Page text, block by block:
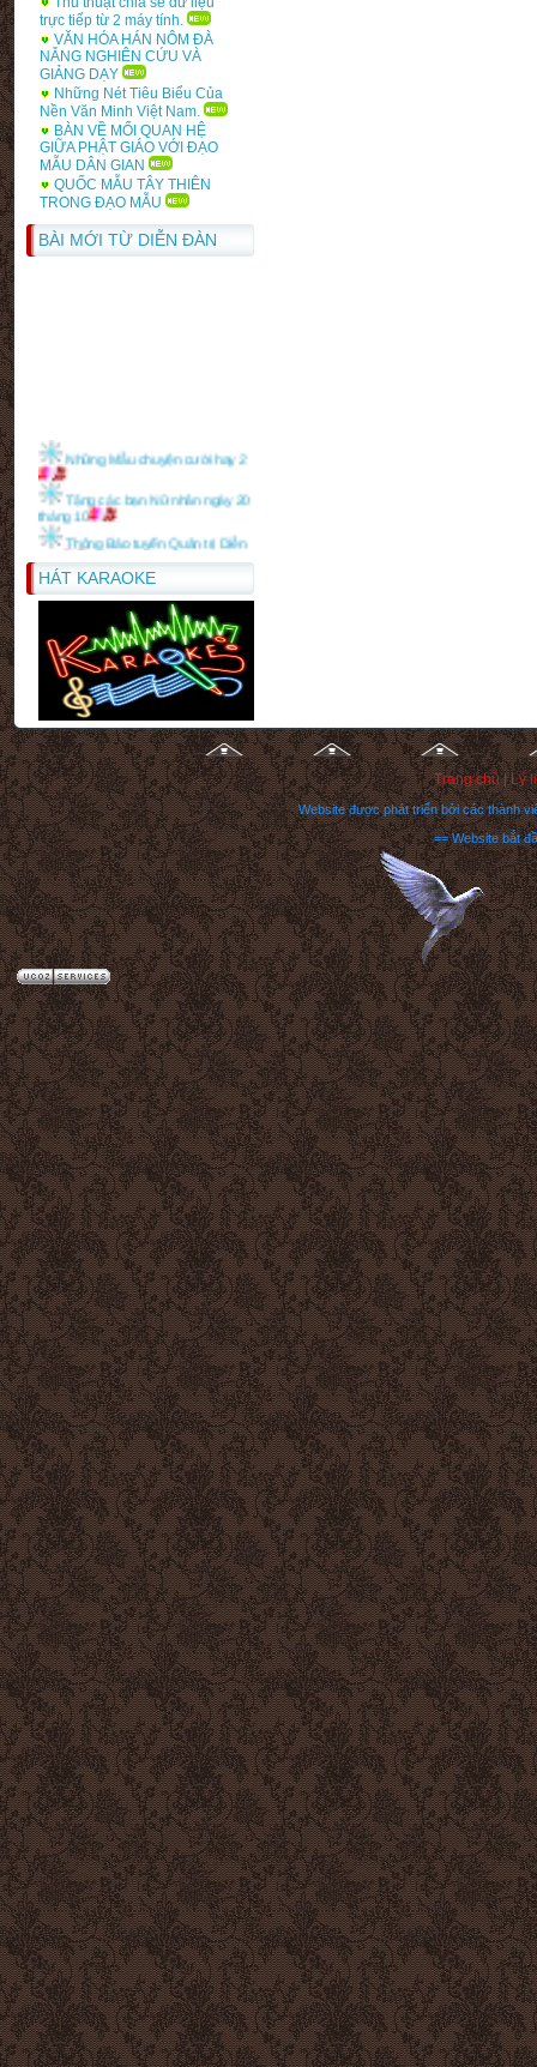
và khai thác di sản văn hóa
Bảng điểm học phần văn hóa
và Báo Chí
Bảng điểm học phần Bảo
Tàng học
Bảng điểm học phần văn hóa,
văn minh Anh
trực tiếp từ 2 máy tính.
VĂN HÓA HÁN NÔM ĐÀ
NẴNG NGHIÊN CỨU VÀ
GIẢNG DẠY
Những Nét Tiêu Biểu Của
Nền Văn Minh Việt Nam.
BÀN VỀ MỐI QUAN HỆ
GIỮA PHẬT GIÁO VỚI ĐẠO
MẪU DÂN GIAN
QUỐC MẪU TÂY THIÊN
TRONG ĐẠO MẪU
BÀI MỚI TỪ DIỄN ĐÀN
Tặng các bạn Nữ nhân ngày 20
tháng 10
Thông Báo tuyển Quản trị Diễn
đàn
Hướng dẫn cách post bài trong
Lời chúc rượu trong tiệc lễ
HÁT KARAOKE
Trang chủ|Lý
Website được phát triển bởi các thành
== Website bắt